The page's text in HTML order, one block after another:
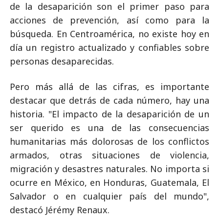
de la desaparición son el primer paso para
acciones de prevención, así como para la
búsqueda. En Centroamérica, no existe hoy en
día un registro actualizado y confiables sobre
personas desaparecidas.
Pero más allá de las cifras, es importante
destacar que detrás de cada número, hay una
historia. "El impacto de la desaparición de un
ser querido es una de las consecuencias
humanitarias más dolorosas de los conflictos
armados, otras situaciones de violencia,
migración y desastres naturales. No importa si
ocurre en México, en Honduras, Guatemala, El
Salvador o en cualquier país del mundo",
destacó Jérémy Renaux.